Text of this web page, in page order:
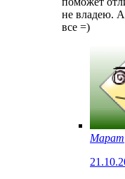
не владею. А
все =)
Марат